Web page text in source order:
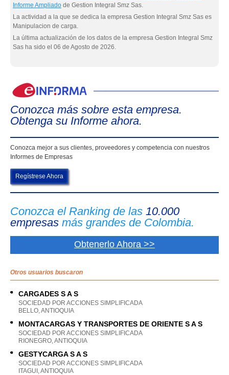
Informe Ampliado de Gestion Integral Smz Sas.
La actividad a la que se dedica la empresa Gestion Integral Smz Sas es
Manipulacion de carga.
La última actualización de los datos de la empresa Gestion Integral Smz
Sas ha sido el 06 de Agosto de 2026.
Conozca más sobre esta empresa.
Obtenga su Informe ahora.
Conozca mejor a sus clientes, proveedores y competencia con nuestros
Informes de Empresas
Regístrese Ahora
Conozca el Ranking de las 10.000
empresas más grandes de Colombia.
Obtenerlo Ahora >>
Otros usuarios buscaron
CARGADES S A S
SOCIEDAD POR ACCIONES SIMPLIFICADA
BELLO, ANTIOQUIA
MONTACARGAS Y TRANSPORTES DE ORIENTE S A S
SOCIEDAD POR ACCIONES SIMPLIFICADA
RIONEGRO, ANTIOQUIA
GESTYCARGA S A S
SOCIEDAD POR ACCIONES SIMPLIFICADA
ITAGUI, ANTIOQUIA